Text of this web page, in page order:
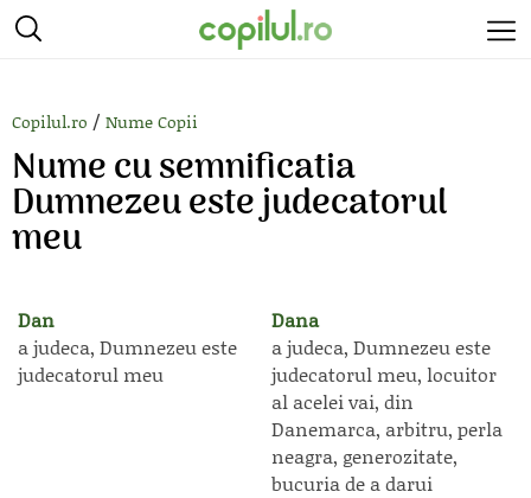
Copilul.ro / Nume Copii
Nume cu semnificatia
Dumnezeu este judecatorul
meu
Dan
a judeca, Dumnezeu este
judecatorul meu
Dana
a judeca, Dumnezeu este
judecatorul meu, locuitor
al acelei vai, din
Danemarca, arbitru, perla
neagra, generozitate,
bucuria de a darui